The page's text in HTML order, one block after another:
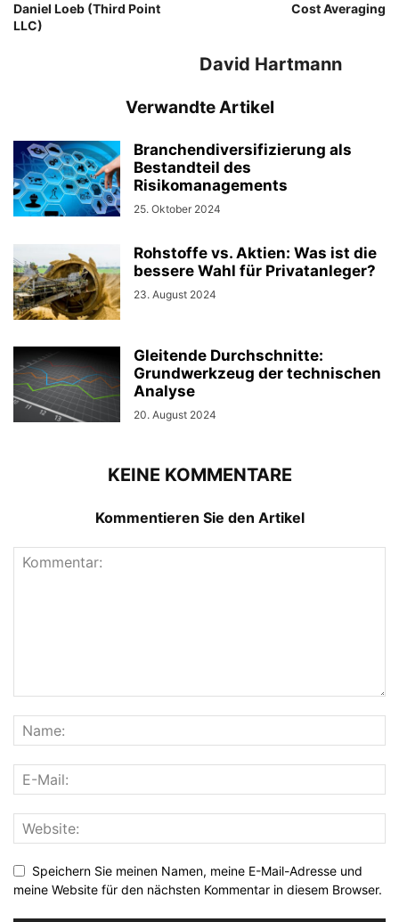
Daniel Loeb (Third Point
LLC)
Cost Averaging
David Hartmann
Verwandte Artikel
Branchendiversifizierung als
Bestandteil des
Risikomanagements
25. Oktober 2024
Rohstoffe vs. Aktien: Was ist die
bessere Wahl für Privatanleger?
23. August 2024
Gleitende Durchschnitte:
Grundwerkzeug der technischen
Analyse
20. August 2024
KEINE KOMMENTARE
Kommentieren Sie den Artikel
Speichern Sie meinen Namen, meine E-Mail-Adresse und
meine Website für den nächsten Kommentar in diesem Browser.